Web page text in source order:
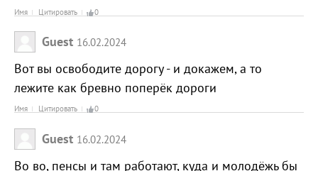
Имя Цитировать 0
Guest 16.02.2024
Вот вы освободите дорогу - и докажем, а то
лежите как бревно поперёк дороги
Имя Цитировать 0
Guest 16.02.2024
Во во, пенсы и там работают, куда и молодёжь бы